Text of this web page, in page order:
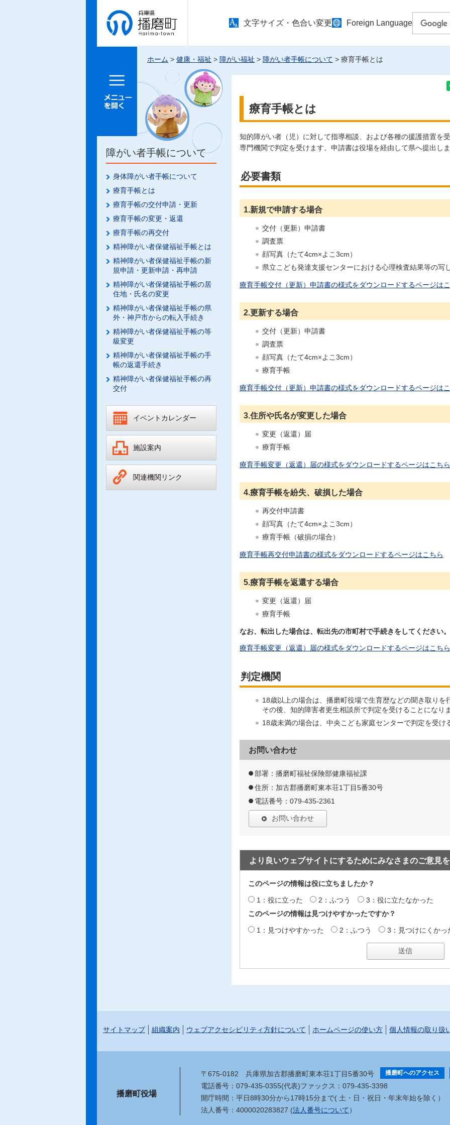
兵庫県 播
磨町
文字サイズ・色合い変更 Foreign Language
メニュー
ホーム > 健康・福祉 > 障がい福祉 > 障がい者手帳について > 療育手帳とは
障がい者手帳について
身体障がい者手帳について
療育手帳とは
療育手帳の交付申請・更新
療育手帳の変更・返還
療育手帳の再交付
精神障がい者保健福祉手帳とは
精神障がい者保健福祉手帳の新
規申請・更新申請・再申請
精神障がい者保健福祉手帳の居
住地・氏名の変更
精神障がい者保健福祉手帳の県
外・神戸市からの転入手続き
精神障がい者保健福祉手帳の等
級変更
精神障がい者保健福祉手帳の手
帳の返還手続き
精神障がい者保健福祉手帳の再
交付
イベントカレンダー
施設案内
関連機関リンク
療育手帳とは
知的障がい者（児）に対して指導相談、および各種の援護措置を
専門機関で判定を受けます。申請書は役場を経由して県へ提出しま
必要書類
1.新規で申請する場合
交付（更新）申請書
調査票
顔写真（たて4cm×よこ3cm）
県立こども発達支援センターにおける心理検査結果等の写
療育手帳交付（更新）申請書の様式をダウンロードするページは
2.更新する場合
交付（更新）申請書
調査票
顔写真（たて4cm×よこ3cm）
療育手帳
療育手帳交付（更新）申請書の様式をダウンロードするページは
3.住所や氏名が変更した場合
変更（返還）届
療育手帳
療育手帳変更（返還）届の様式をダウンロードするページはこちら
4.療育手帳を紛失、破損した場合
再交付申請書
顔写真（たて4cm×よこ3cm）
療育手帳（破損の場合）
療育手帳再交付申請書の様式をダウンロードするページはこちら
5.療育手帳を返還する場合
変更（返還）届
療育手帳
なお、転出した場合は、転出先の市町村で手続きをしてください。
療育手帳変更（返還）届の様式をダウンロードするページはこちら
判定機関
18歳以上の場合は、播磨町役場で生育歴などの聞き取りを
その後、知的障害者更生相談所で判定を受けることになりま
18歳未満の場合は、中央こども家庭センターで判定を受け
お問い合わせ
部署：播磨町福祉保険部健康福祉課
住所：加古郡播磨町東本荘1丁目5番30号
電話番号：079-435-2361
お問い合わせ
より良いウェブサイトにするためにみなさまのご意見
このページの情報は役に立ちましたか？
1：役に立った 2：ふつう
3：役に立たなかった
このページの情報は見つけやすかったですか？
1：見つけやすかった 2：ふつう 3：見つけにくかっ
サイトマップ 組織案内 ウェブアクセシビリティ方針について ホームページの使い方 個人情報の取り扱
播磨町役場
〒675-0182 兵庫県加古郡播磨町東本荘1丁目5番30号 播磨町へのアクセス
電話番号：079-435-0355(代表)ファックス：079-435-3398
開庁時間：平日8時30分から17時15分まで( 土・日・祝日・年末年始を除く）
法人番号：4000020283827 (法人番号について ）